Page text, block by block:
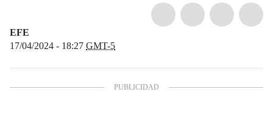
EFE
17/04/2024 - 18:27 GMT-5